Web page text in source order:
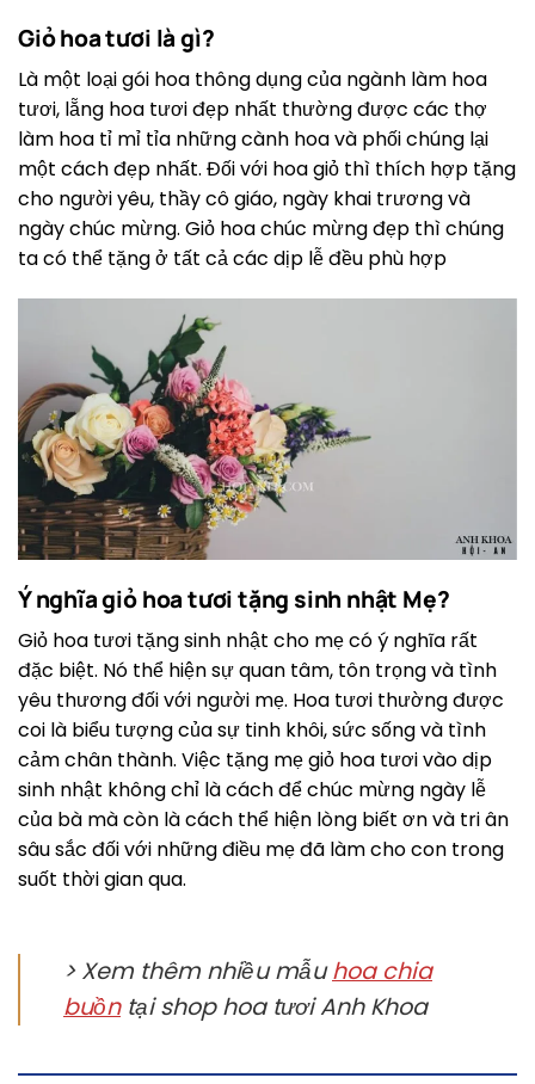
Giỏ hoa tươi là gì?
Là một loại gói hoa thông dụng của ngành làm hoa
tươi, lẵng hoa tươi đẹp nhất thường được các thợ
làm hoa tỉ mỉ tỉa những cành hoa và phối chúng lại
một cách đẹp nhất. Đối với hoa giỏ thì thích hợp tặng
cho người yêu, thầy cô giáo, ngày khai trương và
ngày chúc mừng. Giỏ hoa chúc mừng đẹp thì chúng
ta có thể tặng ở tất cả các dịp lễ đều phù hợp
Ý nghĩa giỏ hoa tươi tặng sinh nhật Mẹ?
Giỏ hoa tươi tặng sinh nhật cho mẹ có ý nghĩa rất
đặc biệt. Nó thể hiện sự quan tâm, tôn trọng và tình
yêu thương đối với người mẹ. Hoa tươi thường được
coi là biểu tượng của sự tinh khôi, sức sống và tình
cảm chân thành. Việc tặng mẹ giỏ hoa tươi vào dịp
sinh nhật không chỉ là cách để chúc mừng ngày lễ
của bà mà còn là cách thể hiện lòng biết ơn và tri ân
sâu sắc đối với những điều mẹ đã làm cho con trong
suốt thời gian qua.
> Xem thêm nhiều mẫuhoa chia
buồntại shop hoa tươi Anh Khoa